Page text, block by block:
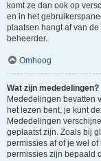
komt ze dan ook op
en in het
plaatsen hangt af van
beheerder.
Omhoog
Wat zijn mededelingen?
Mededelingen bevatten
het lezen bent, je kunt
Mededelingen
geplaatst zijn. Zoals bij
permissies af of je wel
permissies zijn bepaald